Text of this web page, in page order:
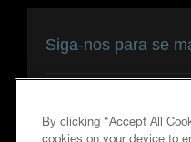
Siga-nos para se
By clicking “Accept All